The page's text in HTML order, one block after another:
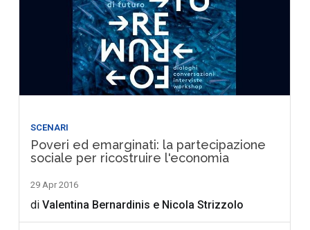
SCENARI
Poveri ed emarginati: la partecipazione
sociale per ricostruire l'economia
29 Apr 2016
diValentina Bernardinis e Nicola Strizzolo